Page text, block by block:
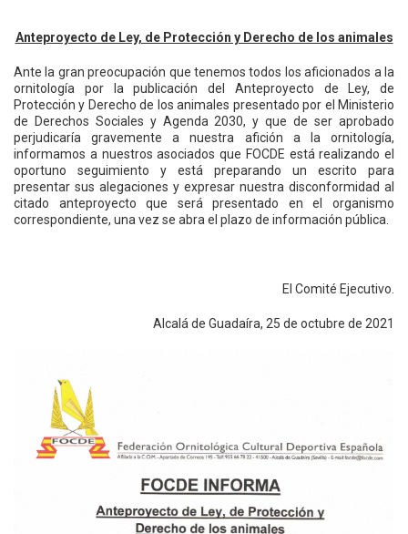
Anteproyecto de Ley, de Protección y Derecho de los animales
Ante la gran preocupación que tenemos todos los aficionados a la
ornitología por la publicación del Anteproyecto de Ley, de
Protección y Derecho de los animales presentado por el Ministerio
de Derechos Sociales y Agenda 2030, y que de ser aprobado
perjudicaría gravemente a nuestra afición a la ornitología,
informamos a nuestros asociados que FOCDE está realizando el
oportuno seguimiento y está preparando un escrito para
presentar sus alegaciones y expresar nuestra disconformidad al
citado anteproyecto que será presentado en el organismo
correspondiente, una vez se abra el plazo de información pública.
El Comité Ejecutivo.
Alcalá de Guadaíra, 25 de octubre de 2021